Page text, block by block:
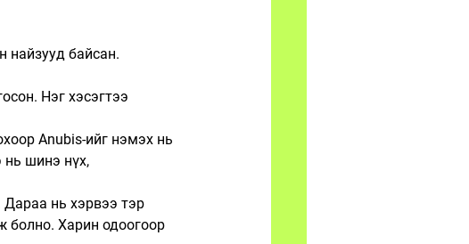
найзууд байсан.
Нэг хэсэгтээ
Anubis-ийг нэмэх нь
нь шинэ нүх,
Дараа нь хэрвээ тэр
болно. Харин одоогоор